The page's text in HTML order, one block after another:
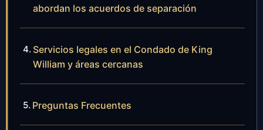
abordan los acuerdos de separación
Servicios legales en el Condado de King
William y áreas cercanas
Preguntas Frecuentes